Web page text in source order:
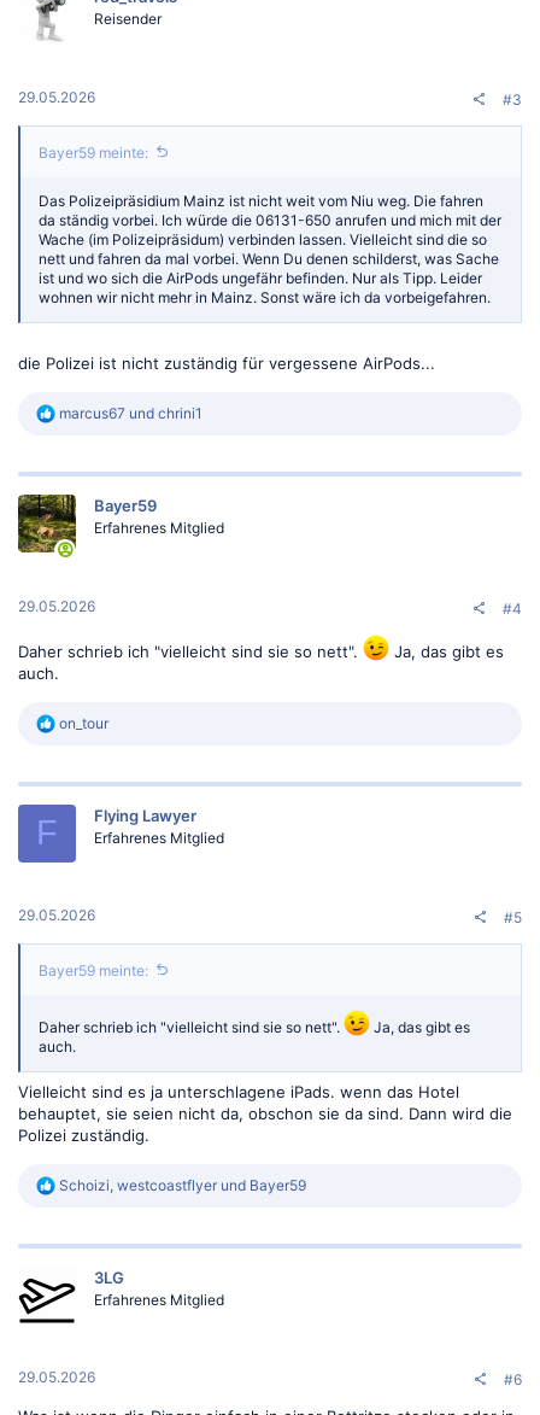
:
Reisender
29.05.2026 #3
Bayer59 meinte:
Das Polizeipräsidium Mainz ist nicht weit vom Niu weg. Die fahren
da ständig vorbei. Ich würde die 06131-650 anrufen und mich mit der
Wache (im Polizeipräsidum) verbinden lassen. Vielleicht sind die so
nett und fahren da mal vorbei. Wenn Du denen schilderst, was Sache
ist und wo sich die AirPods ungefähr befinden. Nur als Tipp. Leider
wohnen wir nicht mehr in Mainz. Sonst wäre ich da vorbeigefahren.
die Polizei ist nicht zuständig für vergessene AirPods...
R
k
i
o
n
:
marcus67 und chrini1
Bayer59
Erfahrenes Mitglied
29.05.2026 #4
Daher schrieb ich "vielleicht sind sie so nett".
Ja, das gibt es
auch.
R
k
:
on_tour
F Flying Lawyer
Erfahrenes Mitglied
29.05.2026 #5
Bayer59 meinte:
Daher schrieb ich "vielleicht sind sie so nett".
Ja, das gibt es
auch.
Vielleicht sind es ja unterschlagene iPads. wenn das Hotel
behauptet, sie seien nicht da, obschon sie da sind. Dann wird die
Polizei zuständig.
R
k
i
o
n
:
Schoizi, westcoastflyer und Bayer59
3LG
Erfahrenes Mitglied
29.05.2026 #6